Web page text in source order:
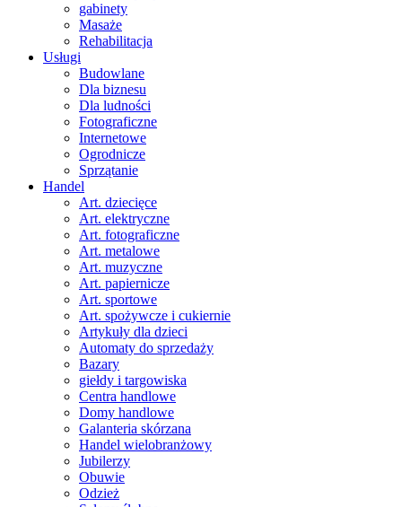
gabinety
Masaże
Rehabilitacja
Usługi
Budowlane
Dla biznesu
Dla ludności
Fotograficzne
Internetowe
Ogrodnicze
Sprzątanie
Handel
Art. dziecięce
Art. elektryczne
Art. fotograficzne
Art. metalowe
Art. muzyczne
Art. papiernicze
Art. sportowe
Art. spożywcze i cukiernie
Artykuły dla dzieci
Automaty do sprzedaży
Bazary
giełdy i targowiska
Centra handlowe
Domy handlowe
Galanteria skórzana
Handel wielobranżowy
Jubilerzy
Obuwie
Odzież